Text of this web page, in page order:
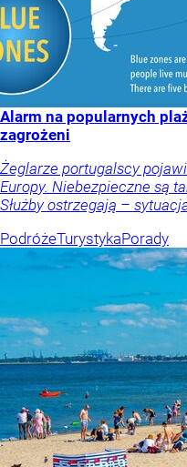
Alarm na popularnych
zagrożeni
Żeglarze portugalscy
Europy. Niebezpieczne są
Służby ostrzegają –
PodróżeTurystykaPorady